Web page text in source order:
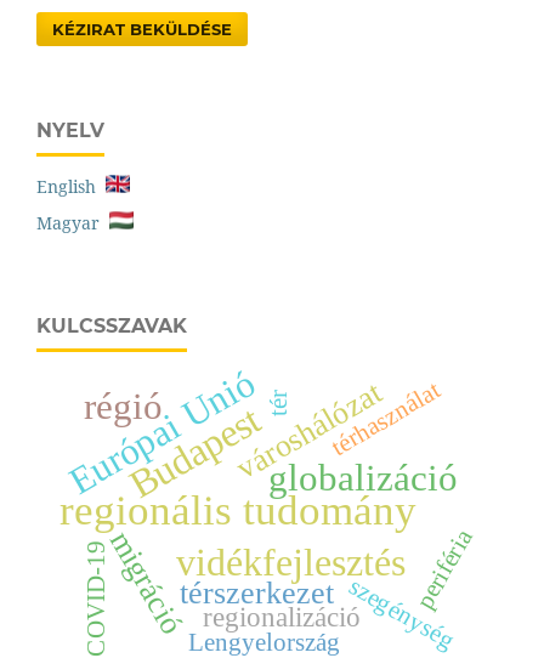
KÉZIRAT BEKÜLDÉSE
NYELV
English
Magyar
KULCSSZAVAK
regionális tudomány
vidékfejlesztés
Budapest
Európai Unióglobalizáció
régió városhálózat
migrációtérszerkezet
regionalizáció
COVID-19 szegénység
térhasználat
tér
periféria
Lengyelország